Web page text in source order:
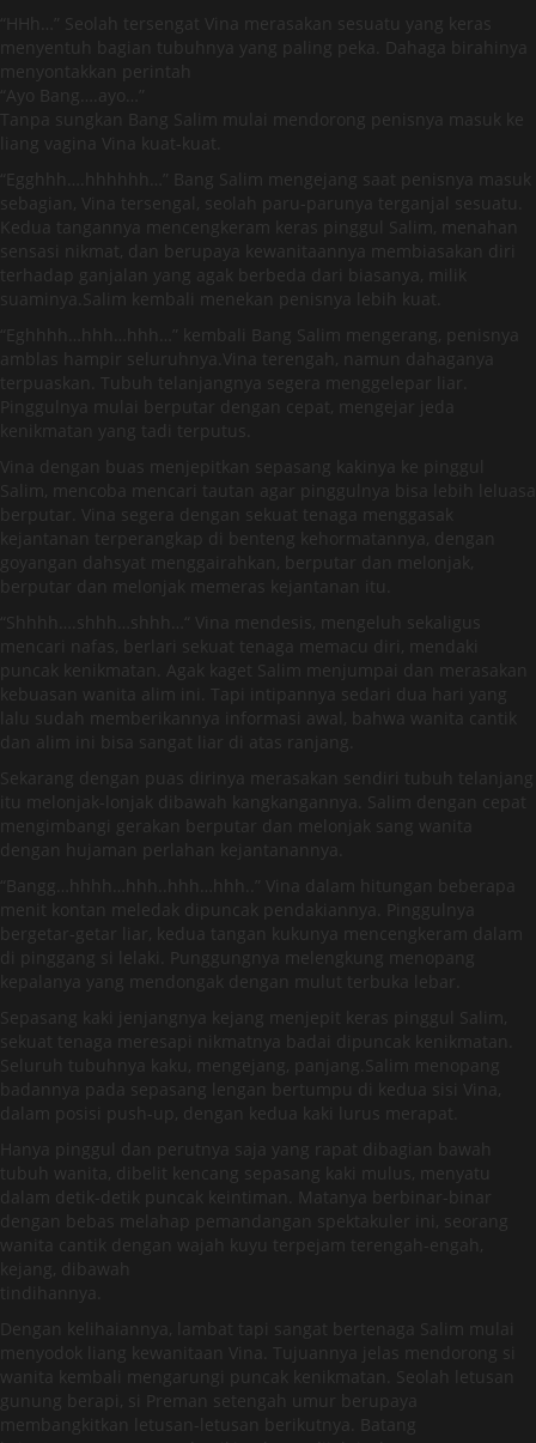
“HHh…” Seolah tersengat Vina merasakan sesuatu yang keras
menyentuh bagian tubuhnya yang paling peka. Dahaga birahinya
menyontakkan perintah
“Ayo Bang….ayo…”
Tanpa sungkan Bang Salim mulai mendorong penisnya masuk ke
liang vagina Vina kuat-kuat.
“Egghhh….hhhhhh…” Bang Salim mengejang saat penisnya masuk
sebagian, Vina tersengal, seolah paru-parunya terganjal sesuatu.
Kedua tangannya mencengkeram keras pinggul Salim, menahan
sensasi nikmat, dan berupaya kewanitaannya membiasakan diri
terhadap ganjalan yang agak berbeda dari biasanya, milik
suaminya.Salim kembali menekan penisnya lebih kuat.
“Eghhhh…hhh…hhh…” kembali Bang Salim mengerang, penisnya
amblas hampir seluruhnya.Vina terengah, namun dahaganya
terpuaskan. Tubuh telanjangnya segera menggelepar liar.
Pinggulnya mulai berputar dengan cepat, mengejar jeda
kenikmatan yang tadi terputus.
Vina dengan buas menjepitkan sepasang kakinya ke pinggul
Salim, mencoba mencari tautan agar pinggulnya bisa lebih leluasa
berputar. Vina segera dengan sekuat tenaga menggasak
kejantanan terperangkap di benteng kehormatannya, dengan
goyangan dahsyat menggairahkan, berputar dan melonjak,
berputar dan melonjak memeras kejantanan itu.
“Shhhh….shhh…shhh…“ Vina mendesis, mengeluh sekaligus
mencari nafas, berlari sekuat tenaga memacu diri, mendaki
puncak kenikmatan. Agak kaget Salim menjumpai dan merasakan
kebuasan wanita alim ini. Tapi intipannya sedari dua hari yang
lalu sudah memberikannya informasi awal, bahwa wanita cantik
dan alim ini bisa sangat liar di atas ranjang.
Sekarang dengan puas dirinya merasakan sendiri tubuh telanjang
itu melonjak-lonjak dibawah kangkangannya. Salim dengan cepat
mengimbangi gerakan berputar dan melonjak sang wanita
dengan hujaman perlahan kejantanannya.
“Bangg…hhhh…hhh..hhh…hhh..” Vina dalam hitungan beberapa
menit kontan meledak dipuncak pendakiannya. Pinggulnya
bergetar-getar liar, kedua tangan kukunya mencengkeram dalam
di pinggang si lelaki. Punggungnya melengkung menopang
kepalanya yang mendongak dengan mulut terbuka lebar.
Sepasang kaki jenjangnya kejang menjepit keras pinggul Salim,
sekuat tenaga meresapi nikmatnya badai dipuncak kenikmatan.
Seluruh tubuhnya kaku, mengejang, panjang.Salim menopang
badannya pada sepasang lengan bertumpu di kedua sisi Vina,
dalam posisi push-up, dengan kedua kaki lurus merapat.
Hanya pinggul dan perutnya saja yang rapat dibagian bawah
tubuh wanita, dibelit kencang sepasang kaki mulus, menyatu
dalam detik-detik puncak keintiman. Matanya berbinar-binar
dengan bebas melahap pemandangan spektakuler ini, seorang
wanita cantik dengan wajah kuyu terpejam terengah-engah,
kejang, dibawah
tindihannya.
Dengan kelihaiannya, lambat tapi sangat bertenaga Salim mulai
menyodok liang kewanitaan Vina. Tujuannya jelas mendorong si
wanita kembali mengarungi puncak kenikmatan. Seolah letusan
gunung berapi, si Preman setengah umur berupaya
membangkitkan letusan-letusan berikutnya. Batang